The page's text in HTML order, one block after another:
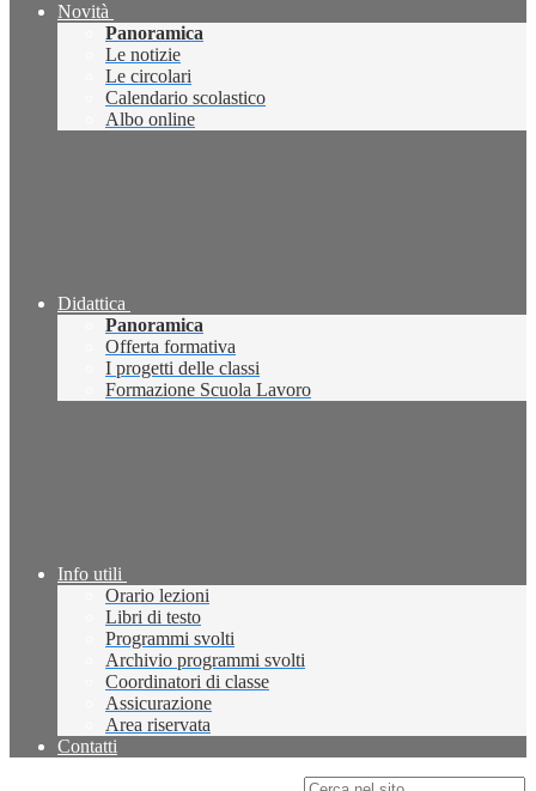
Novità
Panoramica
Le notizie
Le circolari
Calendario scolastico
Albo online
Didattica
Panoramica
Offerta formativa
I progetti delle classi
Formazione Scuola Lavoro
Info utili
Orario lezioni
Libri di testo
Programmi svolti
Archivio programmi svolti
Coordinatori di classe
Assicurazione
Area riservata
Contatti